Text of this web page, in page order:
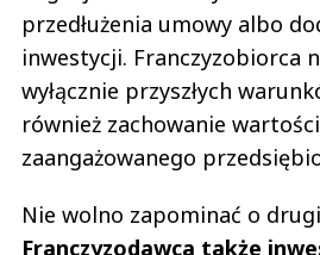
przedłużenia umowy albo
inwestycji. Franczyzobiorca
wyłącznie przyszłych
również zachowanie
zaangażowanego
Nie wolno zapominać o
Franczyzodawca także